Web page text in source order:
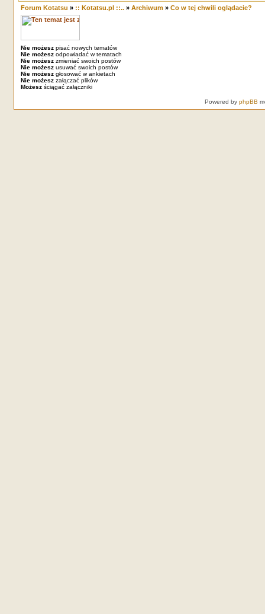
Forum Kotatsu » :: Kotatsu.pl ::..» Archiwum» Co w tej chwili oglądacie?
Nie możeszpisać nowych tematów
Nie możeszodpowiadać w tematach
Nie możeszzmieniać swoich postów
Nie możeszusuwać swoich postów
Nie możeszgłosować w ankietach
Nie możeszzałączać plików
Możeszściągać załączniki
Powered by phpBB